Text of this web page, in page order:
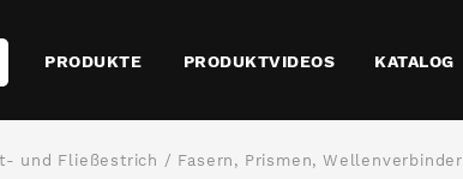
PRODUKTE PRODUKTVIDEOS KATALOG
und Fließestrich / Fasern, Prismen, Wellenverbinder